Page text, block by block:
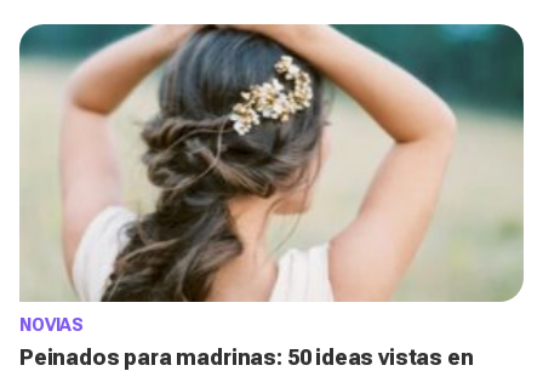
NOVIAS
Peinados para madrinas: 50 ideas vistas en